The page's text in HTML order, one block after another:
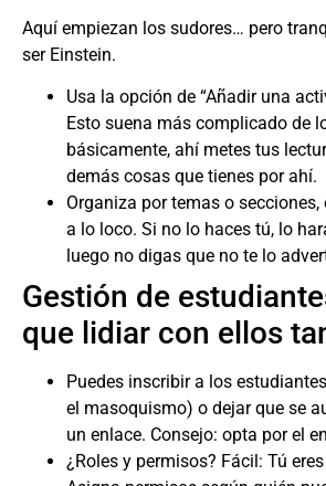
Aquí empiezan los sudores… pero
ser Einstein.
Usa la opción de “Añadir una
Esto suena más complicado de
básicamente, ahí metes tus
demás cosas que tienes por ahí.
Organiza por temas o
a lo loco. Si no lo haces tú, lo
luego no digas que no te lo
Gestión de
que lidiar con ellos
Puedes inscribir a los
el masoquismo) o dejar que se
un enlace. Consejo: opta por el
¿Roles y permisos? Fácil: Tú